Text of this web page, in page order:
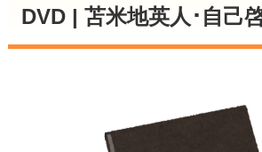
DVD | 苫米地英人･自己